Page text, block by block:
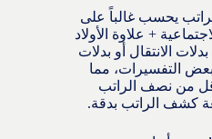
يحسب غالباً على
+ علاوة الأولاد
الانتقال أو بدلات
التفسيرات، مما
من نصف الراتب
كشف الراتب بدقة.